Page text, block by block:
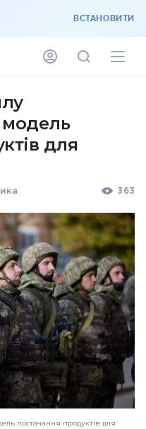
ВСТАНОВИТИ
для
363
постачання продуктів для